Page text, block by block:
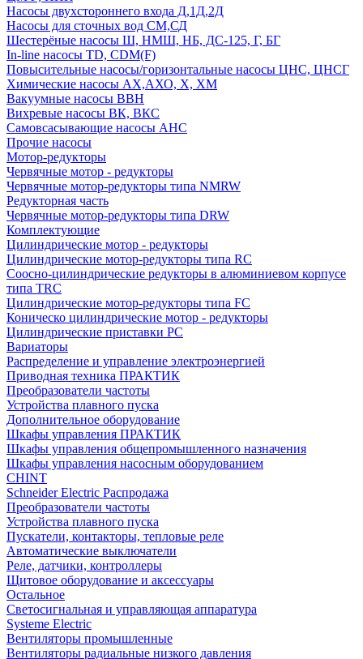
Насосы двухстороннего входа Д,1Д,2Д
Насосы для сточных вод СМ,СД
Шестерёные насосы Ш, НМШ, НБ, ДС-125, Г, БГ
In-line насосы TD, CDM(F)
Повысительные насосы/горизонтальные насосы ЦНС, ЦНСГ
Химические насосы АХ,АХО, Х, ХМ
Вакуумные насосы ВВН
Вихревые насосы ВК, ВКС
Самовсасывающие насосы АНС
Прочие насосы
Мотор-редукторы
Червячные мотор - редукторы
Червячные мотор-редукторы типа NMRW
Редукторная часть
Червячные мотор-редукторы типа DRW
Комплектующие
Цилиндрические мотор - редукторы
Цилиндрические мотор-редукторы типа RC
Соосно-цилиндрические редукторы в алюминиевом корпусе
типа TRC
Цилиндрические мотор-редукторы типа FC
Коническо цилиндрические мотор - редукторы
Цилиндрические приставки PC
Вариаторы
Распределение и управление электроэнергией
Приводная техника ПРАКТИК
Преобразователи частоты
Устройства плавного пуска
Дополнительное оборудование
Шкафы управления ПРАКТИК
Шкафы управления общепромышленного назначения
Шкафы управления насосным оборудованием
CHINT
Schneider Electric Распродажа
Преобразователи частоты
Устройства плавного пуска
Пускатели, контакторы, тепловые реле
Автоматические выключатели
Реле, датчики, контроллеры
Щитовое оборудование и аксессуары
Остальное
Светосигнальная и управляющая аппаратура
Systeme Electric
Вентиляторы промышленные
Вентиляторы радиальные низкого давления